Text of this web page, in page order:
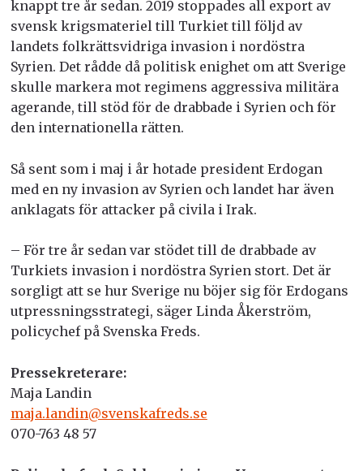
knappt tre år sedan. 2019 stoppades all export av
svensk krigsmateriel till Turkiet till följd av
landets folkrättsvidriga invasion i nordöstra
Syrien. Det rådde då politisk enighet om att Sverige
skulle markera mot regimens aggressiva militära
agerande, till stöd för de drabbade i Syrien och för
den internationella rätten.
Så sent som i maj i år hotade president Erdogan
med en ny invasion av Syrien och landet har även
anklagats för attacker på civila i Irak.
– För tre år sedan var stödet till de drabbade av
Turkiets invasion i nordöstra Syrien stort. Det är
sorgligt att se hur Sverige nu böjer sig för Erdogans
utpressningsstrategi, säger Linda Åkerström,
policychef på Svenska Freds.
Pressekreterare:
Maja Landin
maja.landin@svenskafreds.se
070-763 48 57